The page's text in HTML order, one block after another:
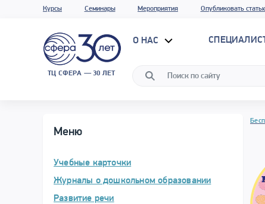
Курсы Семинары Мероприятия Опубликовать
ТЦ СФЕРА — 30 ЛЕТ
О НАС
Меню
Учебные карточки
Журналы о дошкольном образовании
Развитие речи